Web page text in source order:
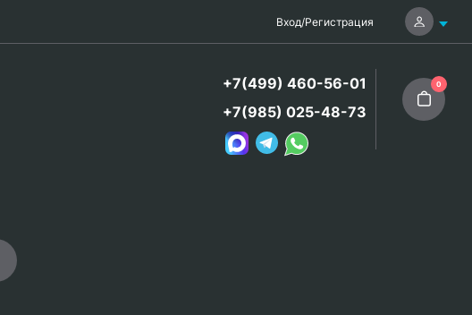
Вход/Регистрация
+7(499) 460-56-01
+7(985) 025-48-73
0